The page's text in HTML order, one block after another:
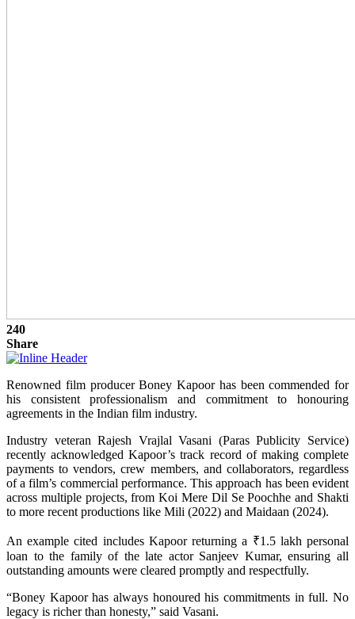
240
Share
Renowned film producer Boney Kapoor has been commended for
his consistent professionalism and commitment to honouring
agreements in the Indian film industry.
Industry veteran Rajesh Vrajlal Vasani (Paras Publicity Service)
recently acknowledged Kapoor’s track record of making complete
payments to vendors, crew members, and collaborators, regardless
of a film’s commercial performance. This approach has been evident
across multiple projects, from Koi Mere Dil Se Poochhe and Shakti
to more recent productions like Mili (2022) and Maidaan (2024).
An example cited includes Kapoor returning a ₹1.5 lakh personal
loan to the family of the late actor Sanjeev Kumar, ensuring all
outstanding amounts were cleared promptly and respectfully.
“Boney Kapoor has always honoured his commitments in full. No
legacy is richer than honesty,” said Vasani.